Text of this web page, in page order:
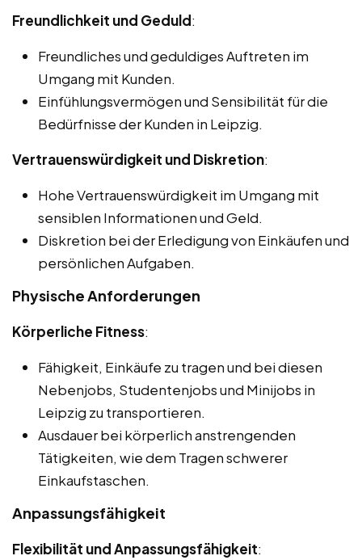
Freundlichkeit und Geduld:
Freundliches und geduldiges Auftreten im
Umgang mit Kunden.
Einfühlungsvermögen und Sensibilität für die
Bedürfnisse der Kunden in Leipzig.
Vertrauenswürdigkeit und Diskretion:
Hohe Vertrauenswürdigkeit im Umgang mit
sensiblen Informationen und Geld.
Diskretion bei der Erledigung von Einkäufen und
persönlichen Aufgaben.
Physische Anforderungen
Körperliche Fitness:
Fähigkeit, Einkäufe zu tragen und bei diesen
Nebenjobs, Studentenjobs und Minijobs in
Leipzig zu transportieren.
Ausdauer bei körperlich anstrengenden
Tätigkeiten, wie dem Tragen schwerer
Einkaufstaschen.
Anpassungsfähigkeit
Flexibilität und Anpassungsfähigkeit: